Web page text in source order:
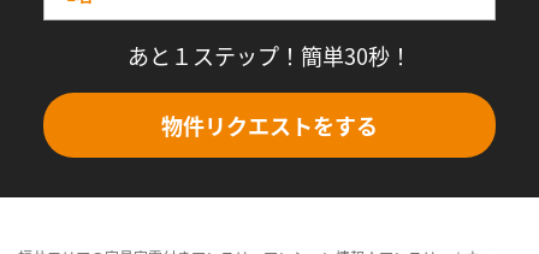
あと１ステップ！簡単30秒！
物件リクエストをする